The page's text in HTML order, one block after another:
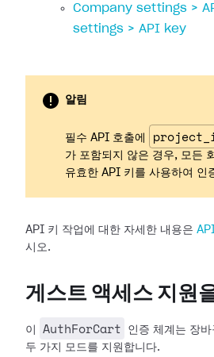
Company settings >
settings > API key
알림
필수 API 호출에
가 포함되지 않은 경우, 모든
유효한 API 키를 사용하여 인
API 키 작업에 대한 자세한 내용은
시오.
게스트 액세스 지원
이 AuthForCart
인증 체계는 장
두 가지 모드를 지원합니다.